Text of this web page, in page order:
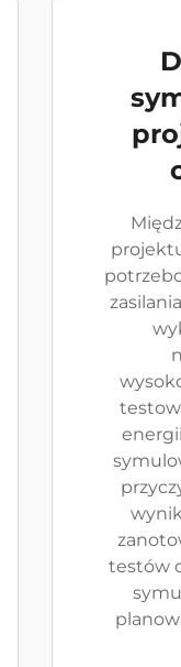
testów